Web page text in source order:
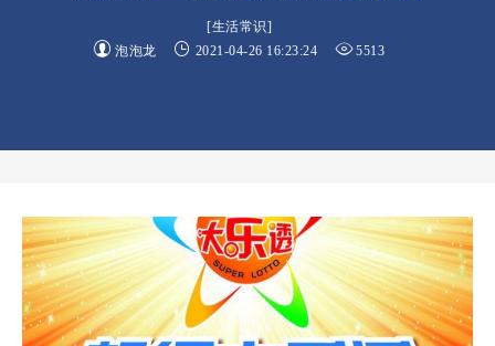
[生活常识]
泡泡龙
2021-04-26 16:23:24 5513